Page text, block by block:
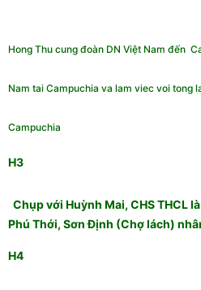
Hong Thu cung đoàn DN Việt Nam đến
Nam tai Campuchia va lam viec voi tong
Campuchia
H3
Chụp với Huỳnh Mai, CHS THCL
Phú Thới, Sơn Định (Chợ lách)
H4